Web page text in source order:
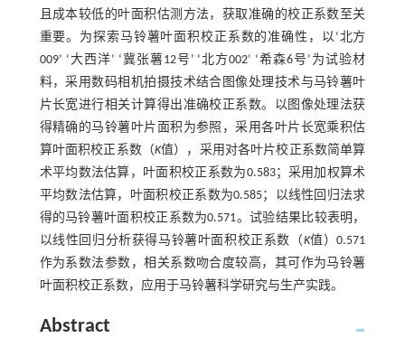
且成本较低的叶面积估测方法，获取准确的校正系数至关
重要。为探索马铃薯叶面积校正系数的准确性，以‘北方
009’ ‘大西洋’ ‘冀张薯12号’ ‘北方002’ ‘希森6号’为试验材
料，采用数码相机拍摄技术结合图像处理技术与马铃薯叶
片长宽进行相关计算得出准确校正系数。以图像处理法获
得精确的马铃薯叶片面积为参照，采用各叶片长宽乘积估
算叶面积校正系数（K值），采用对各叶片校正系数简单算
术平均数法估算，叶面积校正系数为0.583；采用加权算术
平均数法估算，叶面积校正系数为0.585；以线性回归法求
得的马铃薯叶面积校正系数为0.571。试验结果比较表明，
以线性回归分析获得马铃薯叶面积校正系数（K值）0.571
作为系数法参数，相关系数吻合度较高，其可作为马铃薯
叶面积校正系数，应用于马铃薯科学研究与生产实践。
Abstract